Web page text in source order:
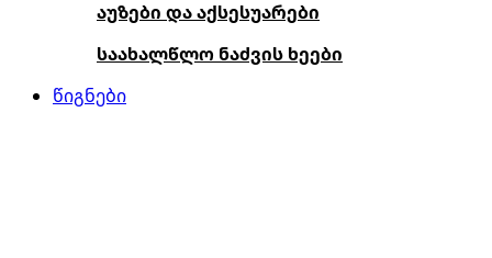
აუზები და აქსესუარები
საახალწლო ნაძვის ხეები
წიგნები